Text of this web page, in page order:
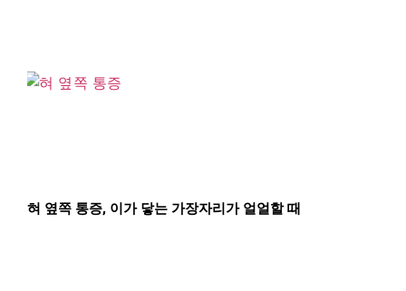
혀 옆쪽 통증, 이가 닿는 가장자리가 얼얼할 때